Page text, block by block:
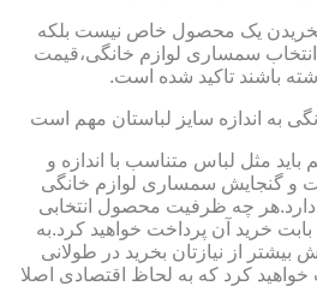
نخریدن یک محصول خاص نیست بلکه
سمساری لوازم خانگی،قیمت
باشند تاکید شده است.
به اندازه سایز لباستان مهم است
مثل لباس متناسب با اندازه و
و گنجایش سمساری لوازم خانگی
دارد.هر چه ظرفیت محصول انتخابی
بابت خرید آن پرداخت خواهید کرد.به
بیشتر از نیازتان بخرید در طولانی
کرد که به لحاظ اقتصادی اصلا